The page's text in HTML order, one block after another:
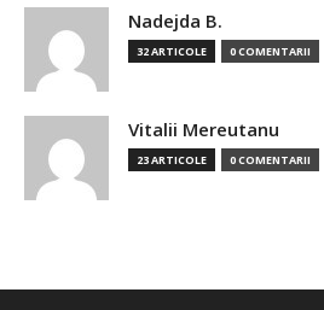
Nadejda B.
32 ARTICOLE 0 COMENTARII
Vitalii Mereutanu
23 ARTICOLE 0 COMENTARII